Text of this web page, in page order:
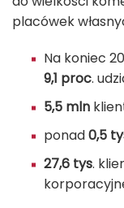
placówek
Na koniec
9,1 proc.
5,5 mln
ponad0,5
27,6 tys.